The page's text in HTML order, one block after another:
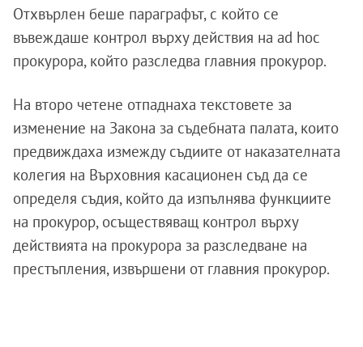
Отхвърлен беше параграфът, с който се
въвеждаше контрол върху действия на ad hoc
прокурора, който разследва главния прокурор.
На второ четене отпаднаха текстовете за
изменение на Закона за съдебната палата, които
предвиждаха измежду съдиите от наказателната
колегия на Върховния касационен съд да се
определя съдия, който да изпълнява функциите
на прокурор, осъществяващ контрол върху
действията на прокурора за разследване на
престъпления, извършени от главния прокурор.